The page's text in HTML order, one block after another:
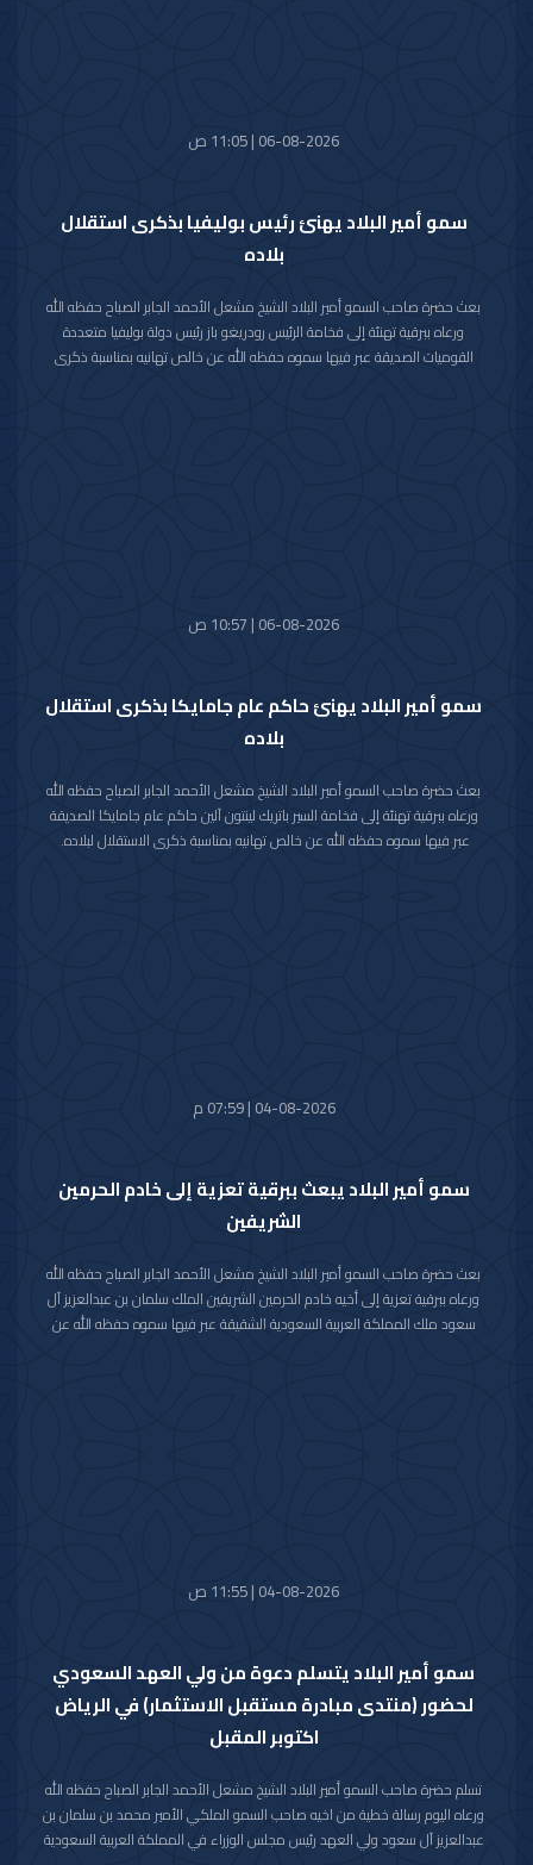
06-08-2026 | 11:05 ص
سمو أمير البلاد يهنئ رئيس بوليفيا بذكرى استقلال
بلاده
بعث حضرة صاحب السمو أمير البلاد الشيخ مشعل الأحمد الجابر الصباح حفظه الله
ورعاه ببرقية تهنئة إلى فخامة الرئيس رودريغو باز رئيس دولة بوليفيا متعددة
القوميات الصديقة عبر فيها سموه حفظه الله عن خالص تهانيه بمناسبة ذكرى
06-08-2026 | 10:57 ص
سمو أمير البلاد يهنئ حاكم عام جامايكا بذكرى استقلال
بلاده
بعث حضرة صاحب السمو أمير البلاد الشيخ مشعل الأحمد الجابر الصباح حفظه الله
ورعاه ببرقية تهنئة إلى فخامة السير باتريك لينتون آلين حاكم عام جامايكا الصديقة
عبر فيها سموه حفظه الله عن خالص تهانيه بمناسبة ذكرى الاستقلال لبلاده.
04-08-2026 | 07:59 م
سمو أمير البلاد يبعث ببرقية تعزية إلى خادم الحرمين
الشريفين
بعث حضرة صاحب السمو أمير البلاد الشيخ مشعل الأحمد الجابر الصباح حفظه الله
ورعاه ببرقية تعزية إلى أخيه خادم الحرمين الشريفين الملك سلمان بن عبدالعزيز آل
سعود ملك المملكة العربية السعودية الشقيقة عبر فيها سموه حفظه الله عن
04-08-2026 | 11:55 ص
سمو أمير البلاد يتسلم دعوة من ولي العهد السعودي
لحضور (منتدى مبادرة مستقبل الاستثمار) في الرياض
اكتوبر المقبل
تسلم حضرة صاحب السمو أمير البلاد الشيخ مشعل الأحمد الجابر الصباح حفظه الله
ورعاه اليوم رسالة خطية من اخيه صاحب السمو الملكي الأمير محمد بن سلمان بن
عبدالعزيز آل سعود ولي العهد رئيس مجلس الوزراء في المملكة العربية السعودية